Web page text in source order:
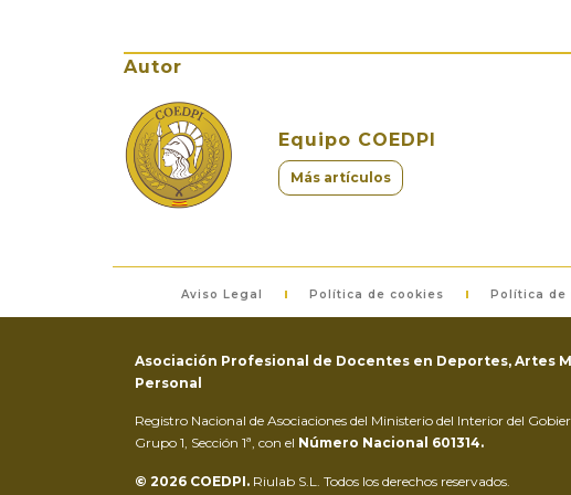
Autor
Equipo COEDPI
Más artículos
Aviso Legal Política de cookies Política de
Asociación Profesional de Docentes en Deportes, Artes
Personal
Registro Nacional de Asociaciones del Ministerio del Interior del
Grupo 1, Sección 1ª, con el Número Nacional 601314.
© 2026 COEDPI. Riulab S.L. Todos los derechos reservados.